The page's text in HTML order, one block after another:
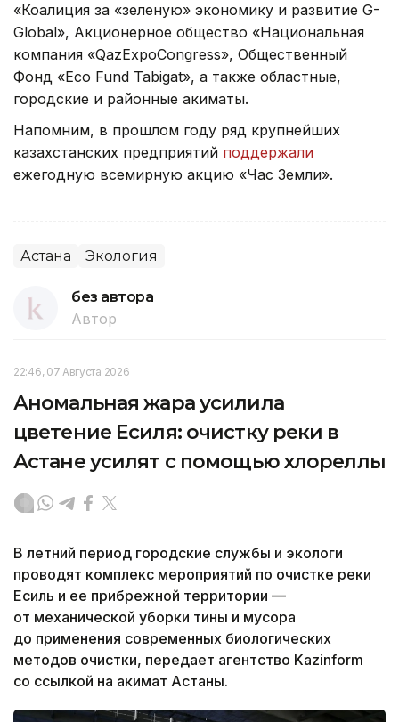
«Коалиция за «зеленую» экономику и развитие G-
Global», Акционерное общество «Национальная
компания «QazExpoCongress», Общественный
Фонд «Eco Fund Tabigat», а также областные,
городские и районные акиматы.
Напомним, в прошлом году ряд крупнейших
казахстанских предприятий поддержали
ежегодную всемирную акцию «Час Земли».
Астана Экология
без автора
Автор
22:46, 07 Августа 2026
Аномальная жара усилила
цветение Есиля: очистку реки в
Астане усилят с помощью хлореллы
В летний период городские службы и экологи
проводят комплекс мероприятий по очистке реки
Есиль и ее прибрежной территории —
от механической уборки тины и мусора
до применения современных биологических
методов очистки, передает агентство Kazinform
со ссылкой на акимат Астаны.